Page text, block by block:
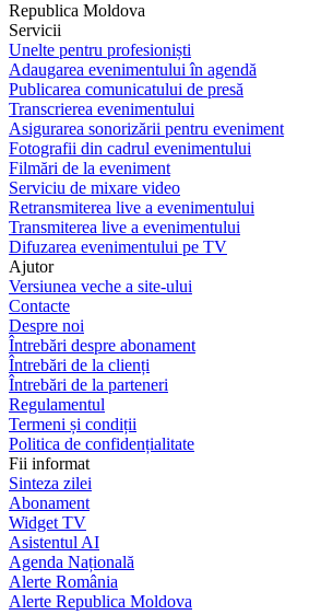
Republica Moldova
Servicii
Unelte pentru profesioniști
Adaugarea evenimentului în agendă
Publicarea comunicatului de presă
Transcrierea evenimentului
Asigurarea sonorizării pentru eveniment
Fotografii din cadrul evenimentului
Filmări de la eveniment
Serviciu de mixare video
Retransmiterea live a evenimentului
Transmiterea live a evenimentului
Difuzarea evenimentului pe TV
Ajutor
Versiunea veche a site-ului
Contacte
Despre noi
Întrebări despre abonament
Întrebări de la clienți
Întrebări de la parteneri
Regulamentul
Termeni și condiții
Politica de confidențialitate
Fii informat
Sinteza zilei
Abonament
Widget TV
Asistentul AI
Agenda Națională
Alerte România
Alerte Republica Moldova